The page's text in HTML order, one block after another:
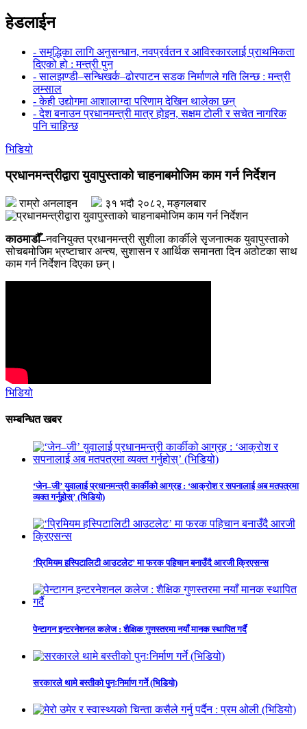
हेडलाईन
- समृद्धिका लागि अनुसन्धान, नवप्रर्वतन र आविस्कारलाई प्राथमिकता
दिएको हो : मन्त्री पुन
- सालझण्डी–सन्धिखर्क–ढोरपाटन सडक निर्माणले गति लिन्छ : मन्त्री
लम्साल
- केही उद्योगमा आशालाग्दा परिणाम देखिन थालेका छन्
- देश बनाउन प्रधानमन्त्री मात्र होइन, सक्षम टोली र सचेत नागरिक
पनि चाहिन्छ
भिडियो
प्रधानमन्त्रीद्वारा युवापुस्ताको चाहनाबमोजिम काम गर्न निर्देशन
राम्रो अनलाइन ३१ भदौ २०८२, मङ्गलबार
काठमाडौँ–नवनियुक्त प्रधानमन्त्री सुशीला कार्कीले सृजनात्मक युवापुस्ताको
सोचबमोजिम भ्रष्टाचार अन्त्य, सुशासन र आर्थिक समानता दिन अठोटका साथ
काम गर्न निर्देशन दिएका छन्।
भिडियो
सम्बन्धित खबर
‘जेन–जी’ युवालाई प्रधानमन्त्री कार्कीको आग्रह : ‘आक्रोश र सपनालाई अब मतपत्रमा
व्यक्त गर्नुहोस्’ (भिडियो)
‘प्रिमियम हस्पिटालिटी आउटलेट’ मा फरक पहिचान बनाउँदै आरजी क्रिएसन्स
पेन्टागन इन्टरनेशनल कलेज : शैक्षिक गुणस्तरमा नयाँ मानक स्थापित गर्दै
सरकारले थामे बस्तीको पुनःनिर्माण गर्ने (भिडियो)